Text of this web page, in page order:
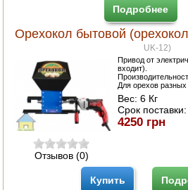
Подробнее
Орехокол бытовой
UK-12)
Отзывов (0)
Привод от
входит).
Для орехов разных
Вес:6 Кг
Срок поставки:
4250 грн
Купить